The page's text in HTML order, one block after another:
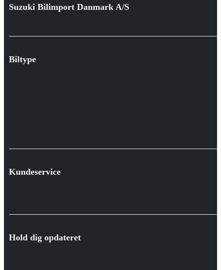
Suzuki Bilimport Danmark A/S
Biltype
Kundeservice
Hold dig opdateret